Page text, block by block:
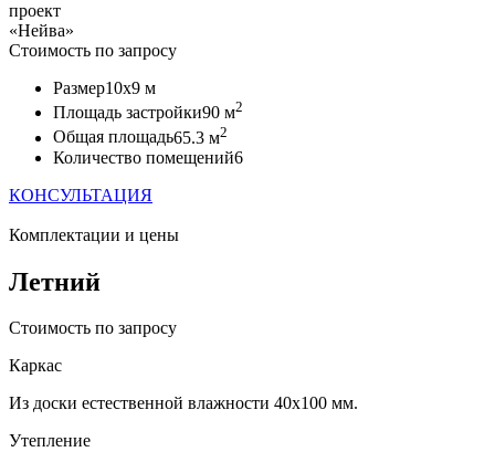
проект
«Нейва»
Стоимость по запросу
Размер10x9 м
Площадь застройки90 м2
Общая площадь65.3 м2
Количество помещений6
КОНСУЛЬТАЦИЯ
Комплектации и цены
Летний
Стоимость по запросу
Каркас
Из доски естественной влажности 40х100 мм.
Утепление